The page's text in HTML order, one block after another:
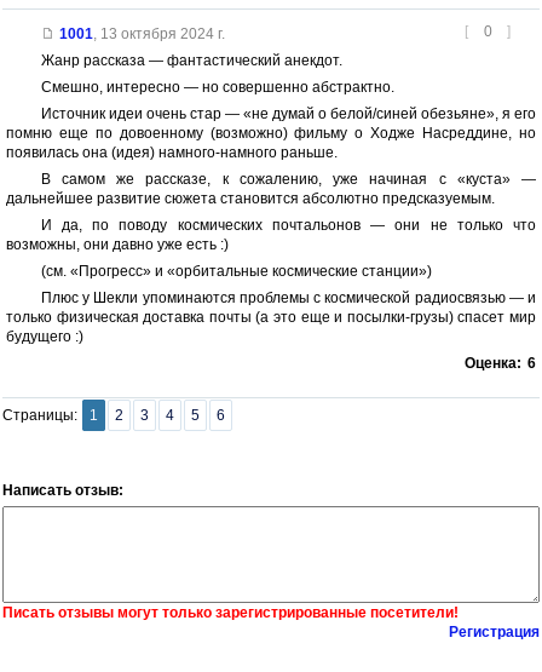
[ 0 ]
1001, 13 октября 2024 г.
Жанр рассказа — фантастический анекдот.
Смешно, интересно — но совершенно абстрактно.
Источник идеи очень стар — «не думай о белой/синей обезьяне», я его
помню еще по довоенному (возможно) фильму о Ходже Насреддине, но
появилась она (идея) намного-намного раньше.
В самом же рассказе, к сожалению, уже начиная с «куста» —
дальнейшее развитие сюжета становится абсолютно предсказуемым.
И да, по поводу космических почтальонов — они не только что
возможны, они давно уже есть :)
(см. «Прогресс» и «орбитальные космические станции»)
Плюс у Шекли упоминаются проблемы с космической радиосвязью — и
только физическая доставка почты (а это еще и посылки-грузы) спасет мир
будущего :)
Оценка: 6
Страницы: 1 2 3 4 5 6
Написать отзыв:
Писать отзывы могут только зарегистрированные посетители!
Регистрация